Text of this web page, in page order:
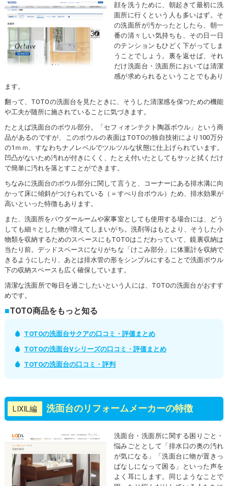
顔を洗うために、朝起きて最初に洗
面所に行くという人も多いはず。そ
の洗面所が汚かったとしたら、朝一
番の清々しい気持ちも、その日一日
のテンションもひどく下がってしま
うことでしょう。裏を返せば、それ
だけ洗面台・洗面所においては清潔
感が求められるということでもあり
ます。
翻って、TOTOの洗面台を見たときに、そうした清潔感を保つための機能
や工夫が随所に施されていることに気づきます。
たとえば洗面台のボウル部分。「セフィオンテクト陶器ボウル」という商
品があるのですが、このボウルの表面はTOTOの独自技術により100万分
の1ｍｍ、すなわちナノレベルでツルツルな状態に仕上げられています。
凹凸がないため汚れが付きにくく、たとえ付いたとしてもサッと拭くだけ
で簡単に汚れを落とすことができます。
ちなみに洗面台のボウル部分に関して言うと、コーナーにある排水溝に向
かって床に傾斜がつけられている（＝すべり台ボウル）ため、排水効果が
高いといった特徴もあります。
また、洗面所をパウダールームや家事室としても使用する場合には、どう
しても細々とした物が増えてしまいがち。洗剤等はもとより、そうした小
物類を収納するためのスペースにもTOTOはこだわっていて、鏡裏収納は
当たり前。デッドスペースになりがちな「けこみ部分」に体重計を収納で
きるようにしたり、あとは排水管の形をシンプルにすることで洗面ボウル
下の収納スペースも広く確保しています。
清潔な洗面所で毎日を過ごしたいという人には、TOTOの洗面台がおすす
めです。
TOTO商品をもっと知る
TOTOの洗面台サクアの口コミ・評価まとめ
TOTOの洗面台Vシリーズの口コミ・評価まとめ
TOTOの洗面台の口コミ・評判
LIXIL編 洗面台のリフォームメーカーの特徴
洗面台・洗面所に関する困りごと・
悩みごととして「排水口の奥の汚れ
が気になる」「洗面台に物が置きっ
ぱなしになって困る」といった声を
よく耳にします。同じようなことで